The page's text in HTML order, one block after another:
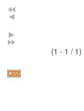
(1 - 1 / 1)